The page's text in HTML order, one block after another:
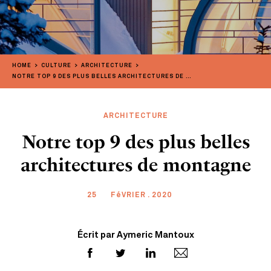
HOME CULTURE
ARCHITECTURE
NOTRE TOP 9 DES PLUS BELLES ARCHITECTURES DE MONTAGNE
ARCHITECTURE
Notre top 9 des plus belles
architectures de montagne
25 FéVRIER . 2020
Écrit par Aymeric Mantoux